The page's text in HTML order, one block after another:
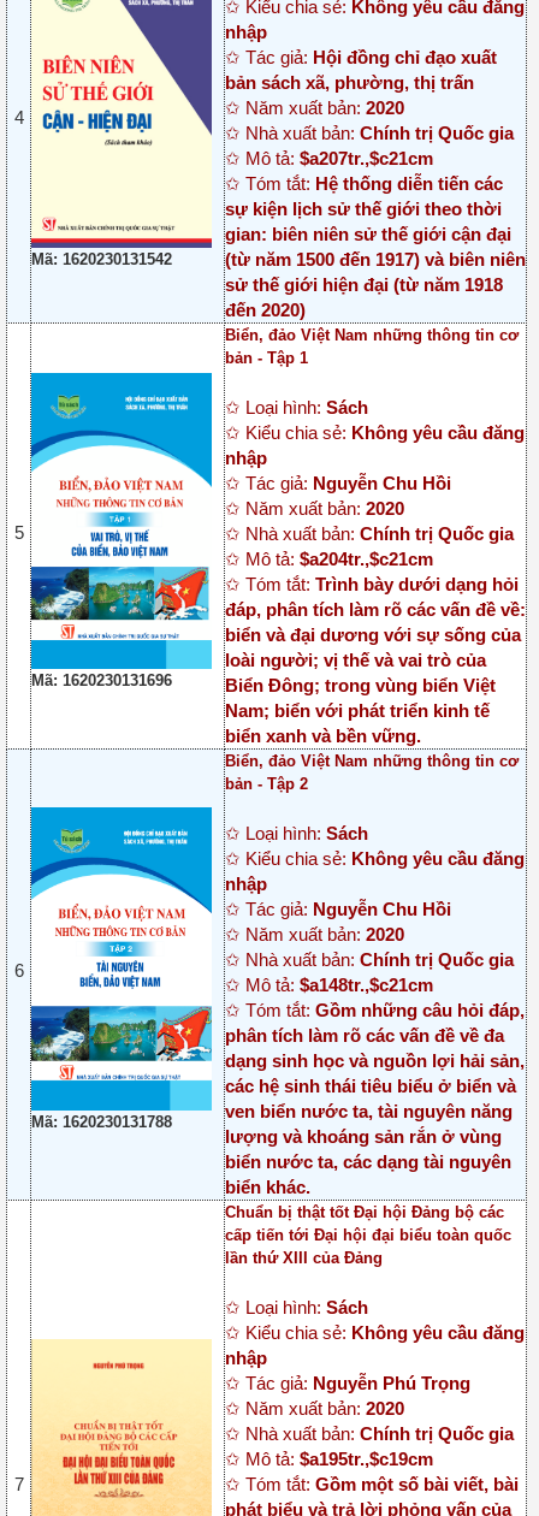
4
Mã: 1620230131542
✩ Kiểu chia sẻ: Không yêu cầu đăng
nhập
✩ Tác giả: Hội đồng chỉ đạo xuất
bản sách xã, phường, thị trấn
✩ Năm xuất bản: 2020
✩ Nhà xuất bản: Chính trị Quốc gia
✩ Mô tả: $a207tr.,$c21cm
✩ Tóm tắt: Hệ thống diễn tiến các
sự kiện lịch sử thế giới theo thời
gian: biên niên sử thế giới cận đại
(từ năm 1500 đến 1917) và biên niên
sử thế giới hiện đại (từ năm 1918
đến 2020)
5
Mã: 1620230131696
Biển, đảo Việt Nam những thông tin cơ
bản - Tập 1
✩ Loại hình: Sách
✩ Kiểu chia sẻ: Không yêu cầu đăng
nhập
✩ Tác giả: Nguyễn Chu Hồi
✩ Năm xuất bản: 2020
✩ Nhà xuất bản: Chính trị Quốc gia
✩ Mô tả: $a204tr.,$c21cm
✩ Tóm tắt: Trình bày dưới dạng hỏi
đáp, phân tích làm rõ các vấn đề về:
biển và đại dương với sự sống của
loài người; vị thế và vai trò của
Biển Đông; trong vùng biển Việt
Nam; biển với phát triển kinh tế
biển xanh và bền vững.
6
Mã: 1620230131788
Biển, đảo Việt Nam những thông tin cơ
bản - Tập 2
✩ Loại hình: Sách
✩ Kiểu chia sẻ: Không yêu cầu đăng
nhập
✩ Tác giả: Nguyễn Chu Hồi
✩ Năm xuất bản: 2020
✩ Nhà xuất bản: Chính trị Quốc gia
✩ Mô tả: $a148tr.,$c21cm
✩ Tóm tắt: Gồm những câu hỏi đáp,
phân tích làm rõ các vấn đề về đa
dạng sinh học và nguồn lợi hải sản,
các hệ sinh thái tiêu biểu ở biển và
ven biển nước ta, tài nguyên năng
lượng và khoáng sản rắn ở vùng
biển nước ta, các dạng tài nguyên
biển khác.
7
Chuẩn bị thật tốt Đại hội Đảng bộ các
cấp tiến tới Đại hội đại biểu toàn quốc
lần thứ XIII của Đảng
✩ Loại hình: Sách
✩ Kiểu chia sẻ: Không yêu cầu đăng
nhập
✩ Tác giả: Nguyễn Phú Trọng
✩ Năm xuất bản: 2020
✩ Nhà xuất bản: Chính trị Quốc gia
✩ Mô tả: $a195tr.,$c19cm
✩ Tóm tắt: Gồm một số bài viết, bài
phát biểu và trả lời phỏng vấn của